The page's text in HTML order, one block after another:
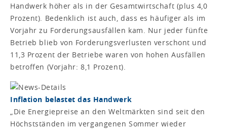
Handwerk höher als in der Gesamtwirtschaft (plus 4,0
Prozent). Bedenklich ist auch, dass es häufiger als im
Vorjahr zu Forderungsausfällen kam. Nur jeder fünfte
Betrieb blieb von Forderungsverlusten verschont und
11,3 Prozent der Betriebe waren von hohen Ausfällen
betroffen (Vorjahr: 8,1 Prozent).
Inflation belastet das Handwerk
„Die Energiepreise an den Weltmärkten sind seit den
Höchstständen im vergangenen Sommer wieder